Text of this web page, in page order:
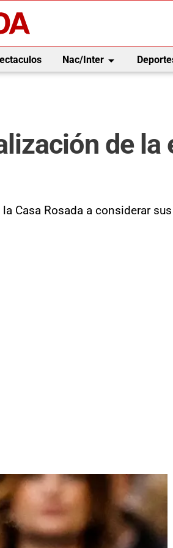
Nac/Interarrow_drop_down
de la
Casa Rosada a considerar